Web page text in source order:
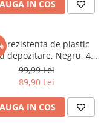
IN COS
rezistenta de plastic
depozitare, Negru, 42
litri
99,99 Lei
89,90 Lei
IN COS